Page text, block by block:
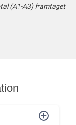
(A1-A3) framtaget